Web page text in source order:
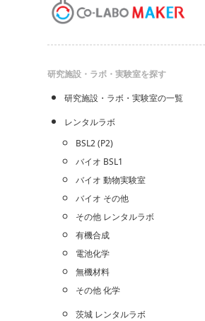
研究施設・ラボ・実験室を探す
研究施設・ラボ・実験室の一覧
レンタルラボ
BSL2 (P2)
バイオ BSL1
バイオ 動物実験室
バイオ その他
その他 レンタルラボ
有機合成
電池化学
無機材料
その他 化学
茨城 レンタルラボ